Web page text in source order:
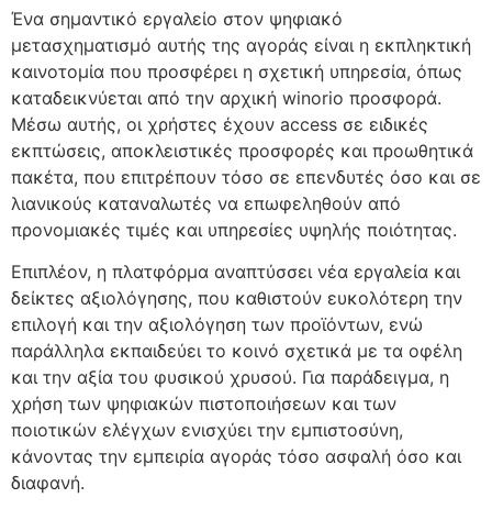
Ένα σημαντικό εργαλείο στον ψηφιακό
μετασχηματισμό αυτής της αγοράς είναι η εκπληκτική
καινοτομία που προσφέρει η σχετική υπηρεσία, όπως
καταδεικνύεται από την αρχική winorio προσφορά.
Μέσω αυτής, οι χρήστες έχουν access σε ειδικές
εκπτώσεις, αποκλειστικές προσφορές και προωθητικά
πακέτα, που επιτρέπουν τόσο σε επενδυτές όσο και σε
λιανικούς καταναλωτές να επωφεληθούν από
προνομιακές τιμές και υπηρεσίες υψηλής ποιότητας.
Επιπλέον, η πλατφόρμα αναπτύσσει νέα εργαλεία και
δείκτες αξιολόγησης, που καθιστούν ευκολότερη την
επιλογή και την αξιολόγηση των προϊόντων, ενώ
παράλληλα εκπαιδεύει το κοινό σχετικά με τα οφέλη
και την αξία του φυσικού χρυσού. Για παράδειγμα, η
χρήση των ψηφιακών πιστοποιήσεων και των
ποιοτικών ελέγχων ενισχύει την εμπιστοσύνη,
κάνοντας την εμπειρία αγοράς τόσο ασφαλή όσο και
διαφανή.